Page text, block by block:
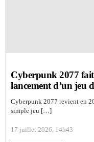
Cyberpunk 2077 fait
lancement d’un jeu
Cyberpunk 2077 revient en
simple jeu […]
17 juillet 2026, 14h43